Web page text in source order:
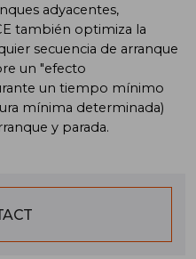
adyacentes,
también optimiza la
secuencia de arranque
un "efecto
un tiempo mínimo
mínima determinada)
y parada.